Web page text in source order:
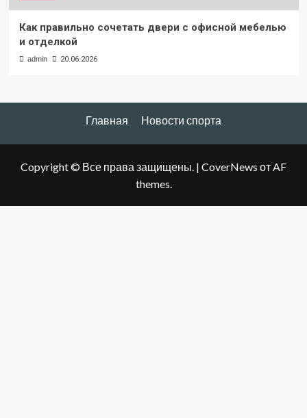
Как правильно сочетать двери с офисной мебелью
и отделкой
admin 20.06.2026
Главная Новости спорта
Copyright © Все права защищены. | CoverNews от AF
themes.